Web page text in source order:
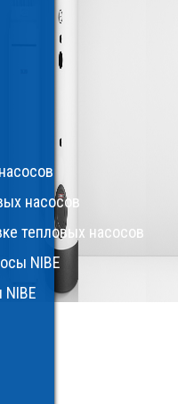
насосов
тепловых насосов
NIBE